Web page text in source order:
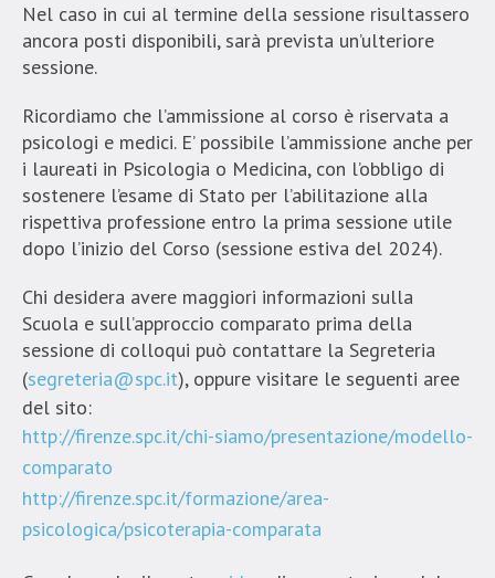
Nel caso in cui al termine della sessione risultassero
ancora posti disponibili, sarà prevista un’ulteriore
sessione.
Ricordiamo che l’ammissione al corso è riservata a
psicologi e medici. E’ possibile l’ammissione anche per
i laureati in Psicologia o Medicina, con l’obbligo di
sostenere l’esame di Stato per l’abilitazione alla
rispettiva professione entro la prima sessione utile
dopo l’inizio del Corso (sessione estiva del 2024).
Chi desidera avere maggiori informazioni sulla
Scuola e sull’approccio comparato prima della
sessione di colloqui può contattare la Segreteria
(segreteria@spc.it), oppure visitare le seguenti aree
del sito:
http://firenze.spc.it/chi-siamo/presentazione/modello-
comparato
http://firenze.spc.it/formazione/area-
psicologica/psicoterapia-comparata